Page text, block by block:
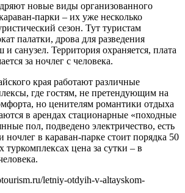
новые виды организованного
парки – их уже несколько
сезон. Тут туристам
палатки, дрова для разведения
и санузел. Территория охраняется, плата
за ночлег с человека.
края работают различные
где гостям, не претендующим на
но ценителям романтики отдыха
в арендах стационарные «походные
пол, подведено электричество, есть
ночлег в караван-парке стоит порядка 50
туркомплексах цена за сутки – в
letniy-otdyih-v-altayskom-